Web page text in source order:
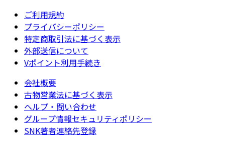
ご利用規約
プライバシーポリシー
特定商取引法に基づく表示
外部送信について
Vポイント利用手続き
会社概要
古物営業法に基づく表示
ヘルプ・問い合わせ
グループ情報セキュリティポリシー
SNK著者連絡先登録